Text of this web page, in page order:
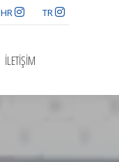
HR TR
İLETIŞIM